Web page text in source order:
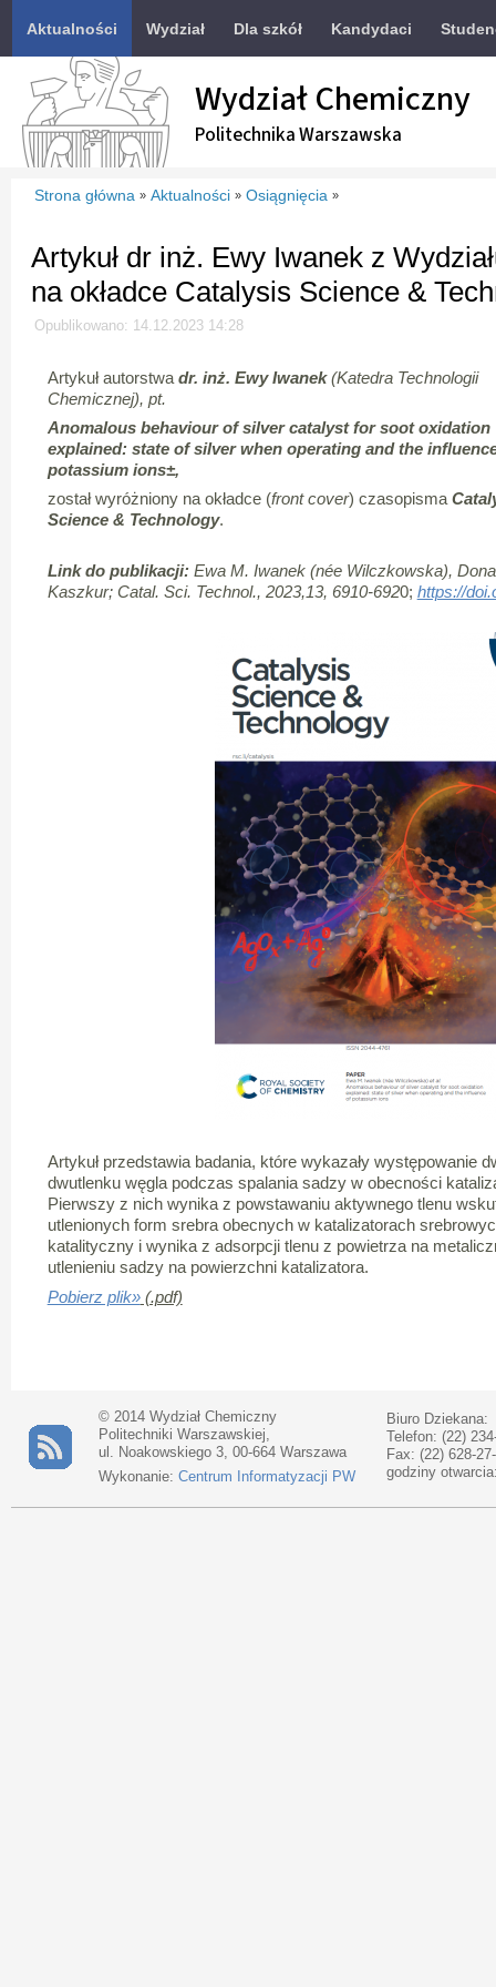
Aktualności Wydział Dla szkół Kandydaci
Wydział Chemiczny
Politechnika Warszawska
Strona główna » Aktualności » Osiągnięcia »
Artykuł dr inż. Ewy Iwanek z
na okładce Catalysis Science &
Opublikowano: 14.12.2023 14:28
Artykuł autorstwa dr. inż. Ewy Iwanek(Katedra Technologii
Chemicznej), pt.
Anomalous behaviour of silver catalyst for soot oxidation
explained: state of silver when operating and the
potassium ions±,
został wyróżniony na okładce (front cover) czasopisma
Science & Technology.
Link do publikacji: Ewa M. Iwanek (née Wilczkowska),
Kaszkur; Catal. Sci. Technol., 2023,13, 6910-6920; https://
Artykuł przedstawia badania, które wykazały występowanie
dwutlenku węgla podczas spalania sadzy w obecności
Pierwszy z nich wynika z powstawaniu aktywnego tlenu
utlenionych form srebra obecnych w katalizatorach
katalityczny i wynika z adsorpcji tlenu z powietrza na
utlenieniu sadzy na powierzchni katalizatora.
Pobierz plik»(.pdf)
© 2014 Wydział Chemiczny
Politechniki Warszawskiej,
ul. Noakowskiego 3, 00-664 Warszawa
Wykonanie: Centrum Informatyzacji PW
Biuro Dziekana:
Telefon: (22)
Fax: (22) 628-
godziny